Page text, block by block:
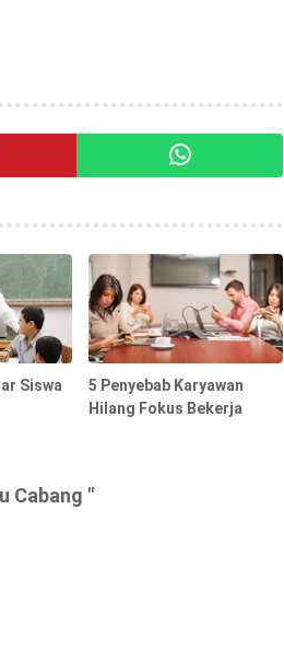
Siswa
5 Penyebab Karyawan
Hilang Fokus Bekerja
Cabang "